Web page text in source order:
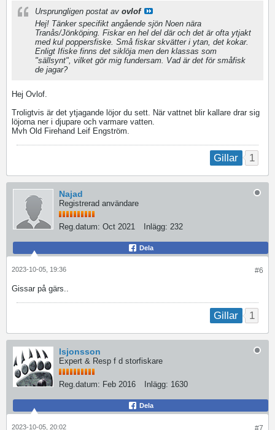
Ursprungligen postat av ovlof
Hej! Tänker specifikt angående sjön Noen nära
Tranås/Jönköping. Fiskar en hel del där och det är ofta ytjakt
med kul poppersfiske. Små fiskar skvätter i ytan, det kokar.
Enligt Ifiske finns det siklöja men den klassas som
"sällsynt", vilket gör mig fundersam. Vad är det för småfisk
de jagar?
Hej Ovlof.
Troligtvis är det ytjagande löjor du sett. När vattnet blir kallare drar sig
löjorna ner i djupare och varmare vatten.
Mvh Old Firehand Leif Engström.
Gillar 1
Najad
Registrerad användare
Reg.datum: Oct 2021 Inlägg: 232
Dela
#6
2023-10-05, 19:36
Gissar på gärs..
Gillar 1
lsjonsson
Expert & Resp f d storfiskare
Reg.datum: Feb 2016 Inlägg: 1630
Dela
2023-10-05, 20:02